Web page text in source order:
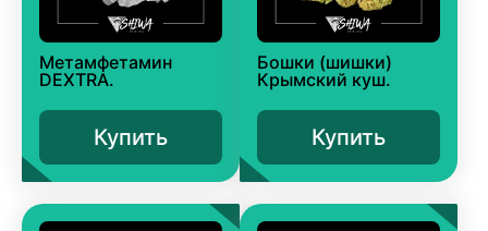
Метамфетамин
DEXTRA.
Купить
Бошки (шишки)
Крымский куш.
Купить